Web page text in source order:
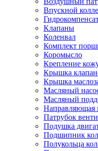
Впускной
Клапаны
Коленвал
Комплект
Коромысло
Крепление
Крышка
Крышка
Масляный
Масляный
Направляющая
Патрубок
Подушка
Подшипник
Полукольца